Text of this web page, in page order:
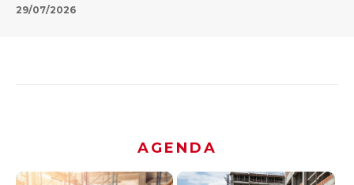
29/07/2026
AGENDA